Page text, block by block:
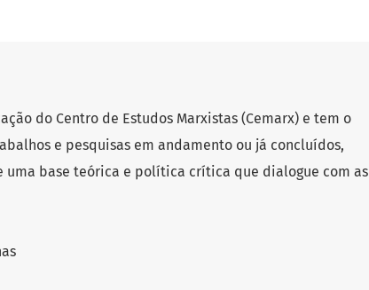
do Centro de Estudos Marxistas (Cemarx) e tem o
e pesquisas em andamento ou já concluídos,
base teórica e política crítica que dialogue com as